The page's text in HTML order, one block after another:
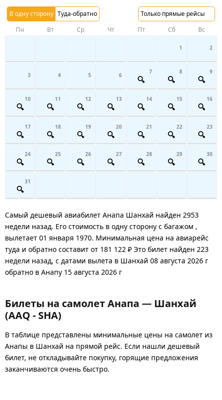
В одну сторону Туда-обратно Только прямые рейсы
Пн Вт Ср Чт Пт Сб Вс
1 2
3 4 5 6 7 8 9
10 11 12 13 14 15 16
17 18 19 20 21 22 23
24 25 26 27 28 29 30
31
Самый дешевый авиабилет Анапа Шанхай найден 2953
недели назад. Его стоимость в одну сторону с багажом ,
вылетает 01 января 1970. Минимальная цена на авиарейс
туда и обратно составит от 181 122 ₽ Это билет найден 223
недели назад, с датами вылета в Шанхай 08 августа 2026 г
обратно в Анапу 15 августа 2026 г
Билеты на самолет Анапа — Шанхай
(AAQ - SHA)
В таблице представлены минимальные цены на самолет из
Анапы в Шанхай на прямой рейс. Если нашли дешевый
билет, не откладывайте покупку, горящие предложения
заканчиваются очень быстро.